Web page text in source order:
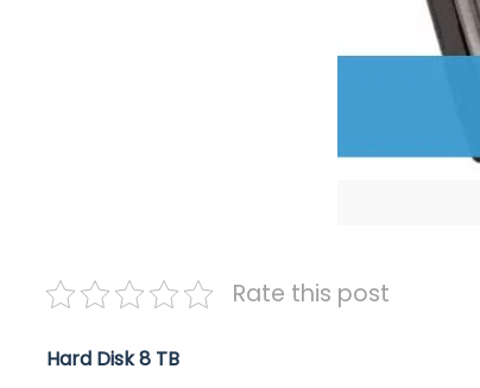
Rate this post
Hard Disk 8 TB